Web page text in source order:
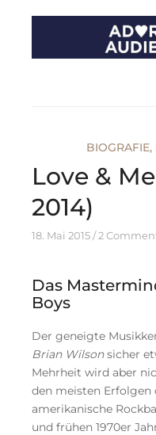
content
BIOGRAFIE,
Love &
2014)
18. Mai 2015 2
Das
Boys
Der geneigte
Brian Wilsonsicher
Mehrheit wird aber
den meisten Erfolgen
amerikanische
und frühen 1970er